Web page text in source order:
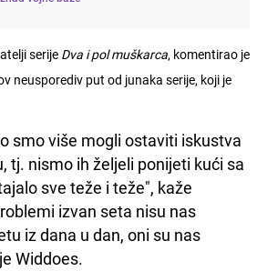
serije Dva i pol muškarca, komentirao je
neusporediv put od junaka serije, koji je
smo više mogli ostaviti iskustva
tj. nismo ih željeli ponijeti kući sa
sve teže i teže", kaže
izvan seta nisu nas
iz dana u dan, oni su nas
Widdoes.